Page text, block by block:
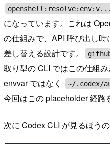
openshell:resolve:env:v...
になっています。これは
の仕組みで、API 呼び出し
差し替える設計です。
取り型の CLI ではこの仕組
envvar ではなく
~/.codex/
今回はこの placeholder 経路
次に Codex CLI が見るほう